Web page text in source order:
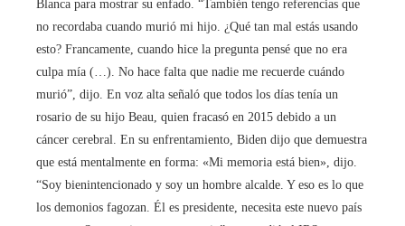
Blanca para mostrar su enfado. “También tengo referencias que
no recordaba cuando murió mi hijo. ¿Qué tan mal estás usando
esto? Francamente, cuando hice la pregunta pensé que no era
culpa mía (…). No hace falta que nadie me recuerde cuándo
murió”, dijo. En voz alta señaló que todos los días tenía un
rosario de su hijo Beau, quien fracasó en 2015 debido a un
cáncer cerebral. En su enfrentamiento, Biden dijo que demuestra
que está mentalmente en forma: «Mi memoria está bien», dijo.
“Soy bienintencionado y soy un hombre alcalde. Y eso es lo que
los demonios fagozan. Él es presidente, necesita este nuevo país